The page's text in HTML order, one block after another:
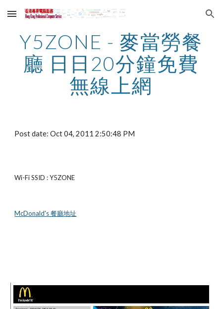
Skip to main content Skip to navigation
Y5ZONE - 麥當勞餐
廳 日日20分鐘免費
無線上網
Post date: Oct 04, 2011 2:50:48 PM
Wi-Fi SSID : Y5ZONE
McDonald's 餐廳地址